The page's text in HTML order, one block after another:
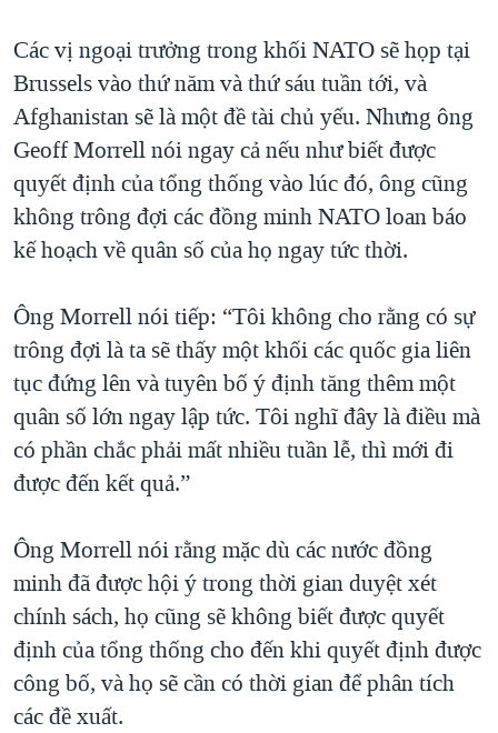
Các vị ngoại trưởng trong khối NATO sẽ họp tại
Brussels vào thứ năm và thứ sáu tuần tới, và
Afghanistan sẽ là một đề tài chủ yếu. Nhưng ông
Geoff Morrell nói ngay cả nếu như biết được
quyết định của tổng thống vào lúc đó, ông cũng
không trông đợi các đồng minh NATO loan báo
kế hoạch về quân số của họ ngay tức thời.
Ông Morrell nói tiếp: “Tôi không cho rằng có sự
trông đợi là ta sẽ thấy một khối các quốc gia liên
tục đứng lên và tuyên bố ý định tăng thêm một
quân số lớn ngay lập tức. Tôi nghĩ đây là điều mà
có phần chắc phải mất nhiều tuần lễ, thì mới đi
được đến kết quả.”
Ông Morrell nói rằng mặc dù các nước đồng
minh đã được hội ý trong thời gian duyệt xét
chính sách, họ cũng sẽ không biết được quyết
định của tổng thống cho đến khi quyết định được
công bố, và họ sẽ cần có thời gian để phân tích
các đề xuất.